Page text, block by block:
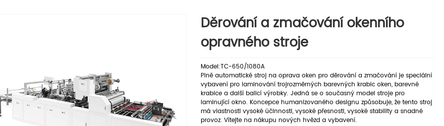
Děrování a zmačování okenního
opravného stroje
Model:TC-650/1080A
Plně automatické stroj na oprava oken pro děrování a zmačování je speciální
vybavení pro laminování trojrozměrných barevných krabic oken, barevné
krabice a další balicí výrobky. Jedná se o současný model stroje pro
laminující okno. Koncepce humanizovaného designu způsobuje, že tento stroj
má vlastnosti vysoké účinnosti, vysoké přesnosti, vysoké stability a snadné
provoz. Vítejte na nákupu nových hvězd a vybavení.